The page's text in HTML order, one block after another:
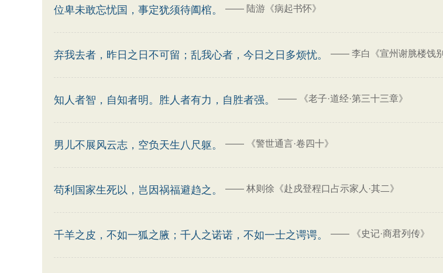
位卑未敢忘忧国，事定犹须待阖棺。 —— 陆游《病起书怀》
弃我去者，昨日之日不可留；乱我心者，今日之日多烦忧。 —— 李白《宣州谢脁楼饯
知人者智，自知者明。胜人者有力，自胜者强。 —— 《老子·道经·第三十三章》
男儿不展风云志，空负天生八尺躯。 —— 《警世通言·卷四十》
苟利国家生死以，岂因祸福避趋之。 —— 林则徐《赴戍登程口占示家人·其二》
千羊之皮，不如一狐之腋；千人之诺诺，不如一士之谔谔。 —— 《史记·商君列传》